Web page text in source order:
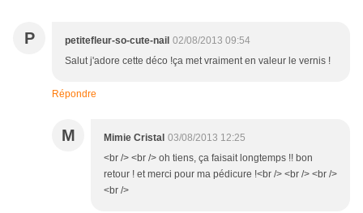
P petitefleur-so-cute-nail 02/08/2013 09:54
Salut j'adore cette déco !ça met vraiment en valeur le vernis !
Répondre
M Mimie Cristal 03/08/2013 12:25
<br /> <br /> oh tiens, ça faisait longtemps !! bon
retour ! et merci pour ma pédicure !<br /> <br /> <br />
<br />